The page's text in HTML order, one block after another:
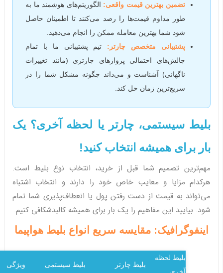
تضمین بهترین قیمت واقعی: الگوریتم‌های هوشمند ما به
طور مداوم قیمت‌ها را رصد می‌کنند تا اطمینان حاصل
شود شما بهترین معامله ممکن را انجام می‌دهید.
پشتیبانی متخصص چارتر: تیم پشتیبانی ما با تمام
چالش‌های احتمالی پروازهای چارتری (مانند تغییرات
ناگهانی) آشناست و می‌داند چگونه مشکل شما را در
سریع‌ترین زمان حل کند.
بلیط سیستمی، چارتر یا لحظه آخری؟ یک
بار برای همیشه انتخاب کنید!
مهم‌ترین تصمیم شما قبل از خرید، انتخاب نوع بلیط است.
هرکدام مزایا و معایب خاص خود را دارند و انتخاب اشتباه
می‌تواند به قیمت از دست رفتن پول یا انعطاف‌پذیری شما تمام
شود. بیایید این مفاهیم را یک بار برای همیشه کالبدشکافی کنیم.
اینفوگرافیک: مقایسه سریع انواع بلیط هواپیما
ویژگی بلیط سیستمی بلیط چارتر
بلیط لحظه